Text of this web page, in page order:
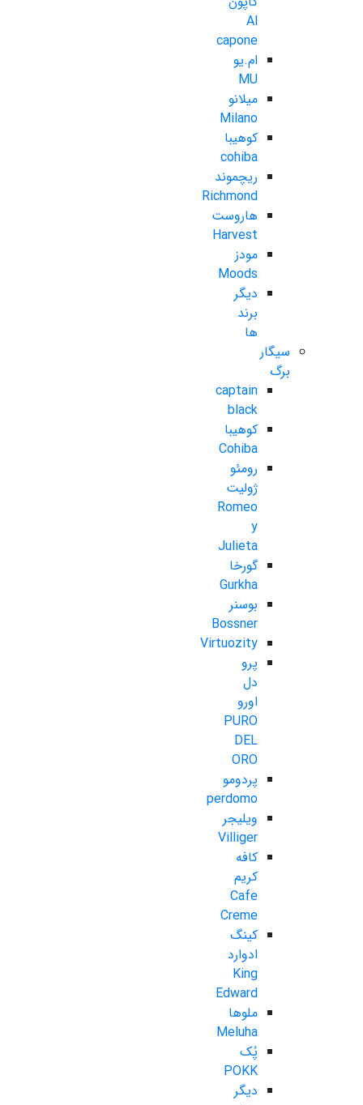
Al
capone
ام.یو
MU
میلانو
Milano
کوهیبا
cohiba
ریچموند
Richmond
هاروست
Harvest
مودز
Moods
دیگر
برند
ها
سیگار
برگ
captain
black
کوهیبا
Cohiba
رومئو
ژولیت
Romeo
y
Julieta
گورخا
Gurkha
بوسنر
Bossner
Virtuozity
پرو
دل
اورو
PURO
DEL
ORO
پردومو
perdomo
ویلیجر
Villiger
کافه
کریم
Cafe
Creme
کینگ
ادوارد
King
Edward
ملوها
Meluha
پُک
POKK
دیگر